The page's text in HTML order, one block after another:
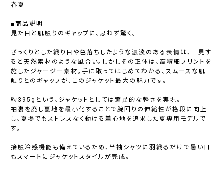
春夏
■商品説明
見た目と肌触りのギャップに、思わず驚く。
ざっくりとした織り目や色落ちしたような濃淡のある表情は、一見す
ると天然素材のような風合い。しかしその正体は、高精細プリントを
施したジャージー素材。手に取ってはじめてわかる、スムースな肌
触りとのギャップが、このジャケット最大の魅力です。
約395gという、ジャケットとしては驚異的な軽さを実現。
袖裏を廃し裏地を最小化することで腕回りの伸縮性が格段に向上
し、夏場でもストレスなく動ける着心地を追求した夏専用モデルで
す。
接触冷感機能も備えているため、半袖シャツに羽織るだけで暑い日
もスマートにジャケットスタイルが完成。